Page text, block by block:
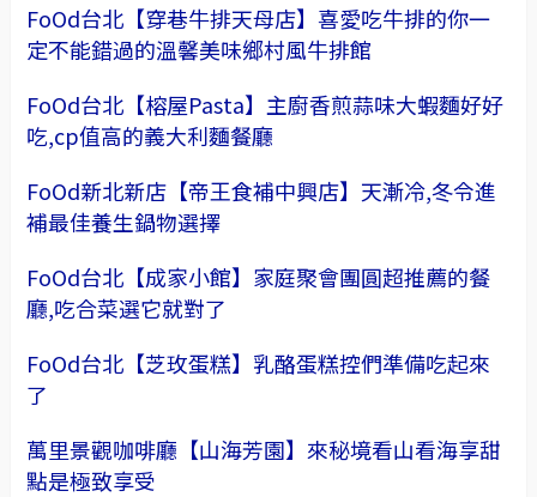
FoOd台北【穿巷牛排天母店】喜愛吃牛排的你一
定不能錯過的溫馨美味鄉村風牛排館
FoOd台北【榕屋Pasta】主廚香煎蒜味大蝦麵好好
吃,cp值高的義大利麵餐廳
FoOd新北新店【帝王食補中興店】天漸冷,冬令進
補最佳養生鍋物選擇
FoOd台北【成家小館】家庭聚會團圓超推薦的餐
廳,吃合菜選它就對了
FoOd台北【芝玫蛋糕】乳酪蛋糕控們準備吃起來
了
萬里景觀咖啡廳【山海芳園】來秘境看山看海享甜
點是極致享受